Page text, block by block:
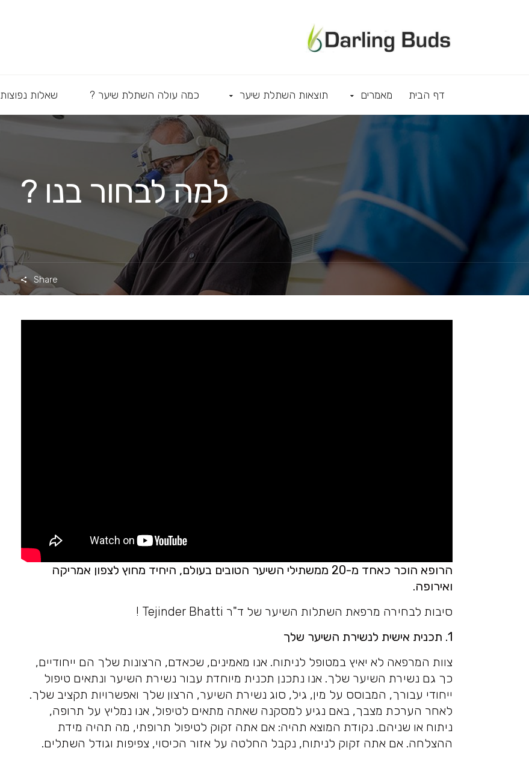
דף הבית מאמרים תוצאות השתלת שיער כמה עולה השתלת שיער ? שאלות נפוצות
למה לבחור בנו ?
Share
הרופא הוכר כאחד מ-20 ממשתילי השיער הטובים בעולם, היחיד מחוץ לצפון אמריקה
ואירופה.
סיבות לבחירה מרפאת השתלות השיער של ד"ר Tejinder Bhatti !
1. תכנית אישית לנשירת השיער שלך
צוות המרפאה לא יאיץ במטופל לניתוח. אנו מאמינים, שכאדם, הרצונות שלך הם ייחודיים,
כך גם נשירת השיער שלך. אנו נתכנן תכנית מיוחדת עבור נשירת השיער ונתאים טיפול
ייחודי עבורך, המבוסס על מין, גיל, סוג נשירת השיער, הרצון שלך ואפשרויות תקציב שלך.
לאחר הערכת מצבך, באם נגיע למסקנה שאתה מתאים לטיפול, אנו נמליץ על תרופה,
ניתוח או שניהם. נקודת המוצא תהיה: אם אתה זקוק לטיפול תרופתי, מה תהיה מידת
ההצלחה. אם אתה זקוק לניתוח, נקבל החלטה על אזור הכיסוי, צפיפות וגודל השתלים.